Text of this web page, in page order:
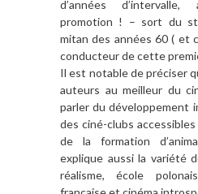
d’années
promotion ! – sort du
mitan des années 60 ( et
conducteur de cette
Il est notable de préciser
auteurs au meilleur du
parler du développement
des ciné-clubs
de la formation
explique aussi la variété
réalisme, école